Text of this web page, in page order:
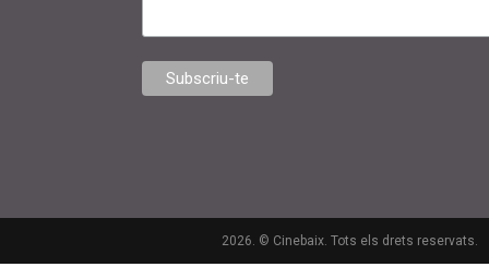
2026. © Cinebaix. Tots els drets reservats.